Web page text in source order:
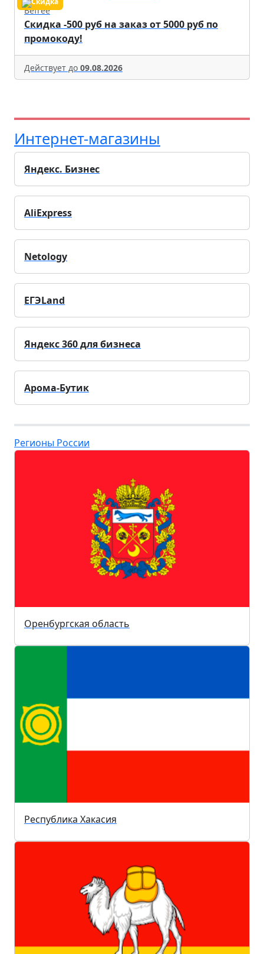
Befree
Скидка -500 руб на заказ от 5000 руб по
промокоду!
Действует до 09.08.2026
Интернет-магазины
Яндекс. Бизнес
AliExpress
Netology
ЕГЭLand
Яндекс 360 для бизнеса
Арома-Бутик
Регионы России
Оренбургская область
Республика Хакасия